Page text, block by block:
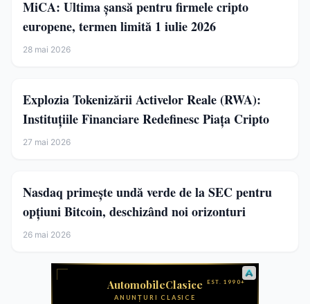
MiCA: Ultima șansă pentru firmele cripto
europene, termen limită 1 iulie 2026
28 mai 2026
Explozia Tokenizării Activelor Reale (RWA):
Instituțiile Financiare Redefinesc Piața Cripto
27 mai 2026
Nasdaq primește undă verde de la SEC pentru
opțiuni Bitcoin, deschizând noi orizonturi
26 mai 2026